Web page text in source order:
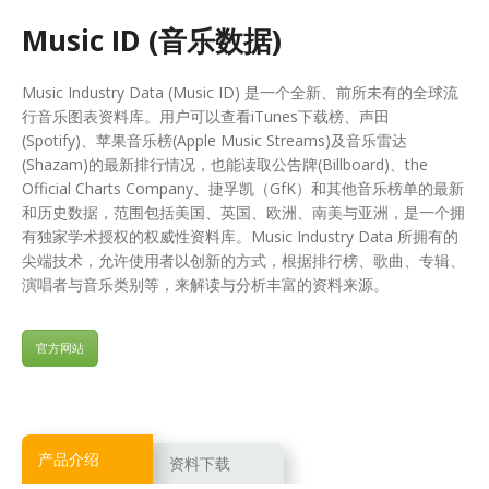
Music ID (音乐数据)
Music Industry Data (Music ID) 是一个全新、前所未有的全球流
行音乐图表资料库。用户可以查看iTunes下载榜、声田
(Spotify)、苹果音乐榜(Apple Music Streams)及音乐雷达
(Shazam)的最新排行情况，也能读取公告牌(Billboard)、the
Official Charts Company、捷孚凯（GfK）和其他音乐榜单的最新
和历史数据，范围包括美国、英国、欧洲、南美与亚洲，是一个拥
有独家学术授权的权威性资料库。Music Industry Data 所拥有的
尖端技术，允许使用者以创新的方式，根据排行榜、歌曲、专辑、
演唱者与音乐类别等，来解读与分析丰富的资料来源。
官方网站
产品介绍 资料下载